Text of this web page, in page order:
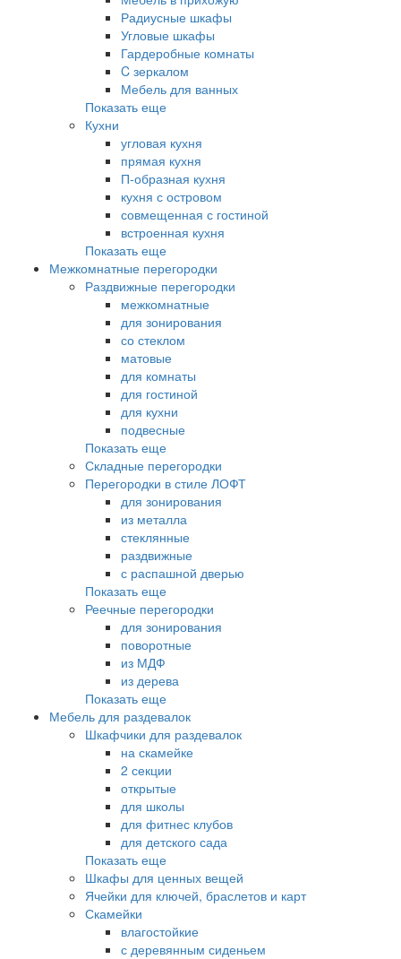
Радиусные шкафы
Угловые шкафы
Гардеробные комнаты
C зеркалом
Мебель для ванных
Показать еще
Кухни
угловая кухня
прямая кухня
П-образная кухня
кухня с островом
совмещенная с гостиной
встроенная кухня
Показать еще
Межкомнатные перегородки
Раздвижные перегородки
межкомнатные
для зонирования
со стеклом
матовые
для комнаты
для гостиной
для кухни
подвесные
Показать еще
Складные перегородки
Перегородки в стиле ЛОФТ
для зонирования
из металла
стеклянные
раздвижные
с распашной дверью
Показать еще
Реечные перегородки
для зонирования
поворотные
из МДФ
из дерева
Показать еще
Мебель для раздевалок
Шкафчики для раздевалок
на скамейке
2 секции
открытые
для школы
для фитнес клубов
для детского сада
Показать еще
Шкафы для ценных вещей
Ячейки для ключей, браслетов и карт
Скамейки
влагостойкие
с деревянным сиденьем